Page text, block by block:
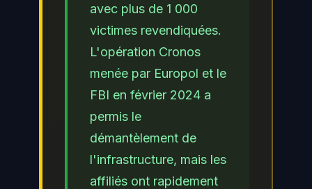
avec plus de 1 000
victimes revendiquées.
L'opération Cronos
menée par Europol et le
FBI en février 2024 a
permis le
démantèlement de
l'infrastructure, mais les
affiliés ont rapidement